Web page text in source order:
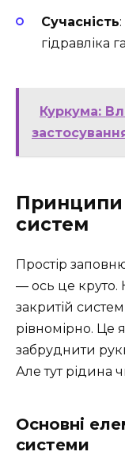
Сучасність
гідравліка
Куркума:
Принципи
систем
Простір
— ось це круто.
закритій
рівномірно. Це
забруднити
Але тут рідина
Основні
системи